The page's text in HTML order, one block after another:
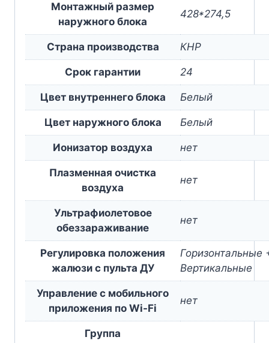
Монтажный размер
наружного блока
428*274,5
Страна производства КНР
Срок гарантии 24
Цвет внутреннего блока Белый
Цвет наружного блока Белый
Ионизатор воздуха нет
Плазменная очистка
воздуха
нет
Ультрафиолетовое
обеззараживание
нет
Регулировка положения
жалюзи с пульта ДУ
Горизонтальные
Вертикальные
Управление c мобильного
приложения по Wi-Fi
нет
Группа